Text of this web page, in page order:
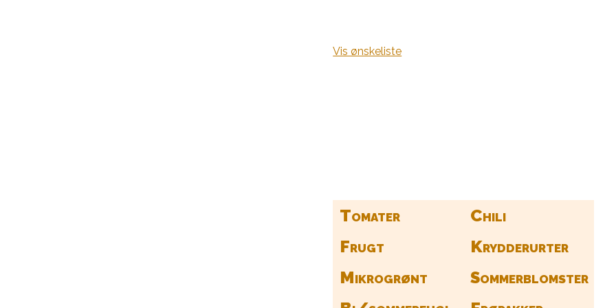
Vis ønskeliste
Tomater
Chili
Frugt
Krydderurter
Mikrogrønt
Sommerblomster